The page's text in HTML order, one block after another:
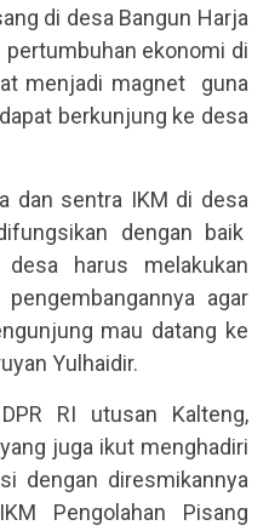
di desa Bangun Harja
ekonomi di
menjadi magnet guna
berkunjung ke desa
dan sentra IKM di desa
dengan baik
harus melakukan
agar
mau datang ke
Yulhaidir.
RI utusan Kalteng,
juga ikut menghadiri
dengan diresmikannya
Pengolahan Pisang